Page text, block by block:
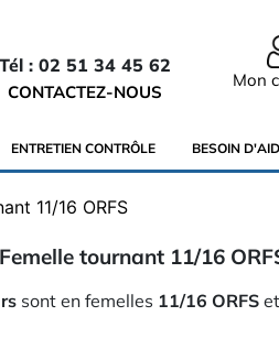
Tél : 02 51 34 45 62
CONTACTEZ-NOUS
Mon
ENTRETIEN CONTRÔLE BESOIN
11/16 ORFS
tournant 11/16
sont en femelles 11/16 ORFS